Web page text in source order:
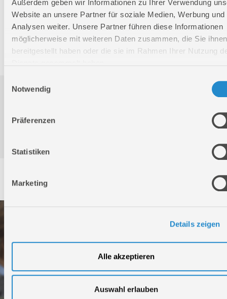
Außerdem geben wir Informationen zu Ihrer Verwendung
Website an unsere Partner für soziale Medien, Werbung und
Analysen weiter. Unsere Partner führen diese Informationen
möglicherweise mit weiteren Daten zusammen, die Sie ihnen
bereitgestellt haben oder die sie im Rahmen Ihrer Nutzung
Notwendig
Präferenzen
Statistiken
Marketing
Details zeigen
Alle akzeptieren
Auswahl erlauben
Bruttogewicht:
0,018 kg
GTIN:
4015671167262
Artikelnummer:
16726